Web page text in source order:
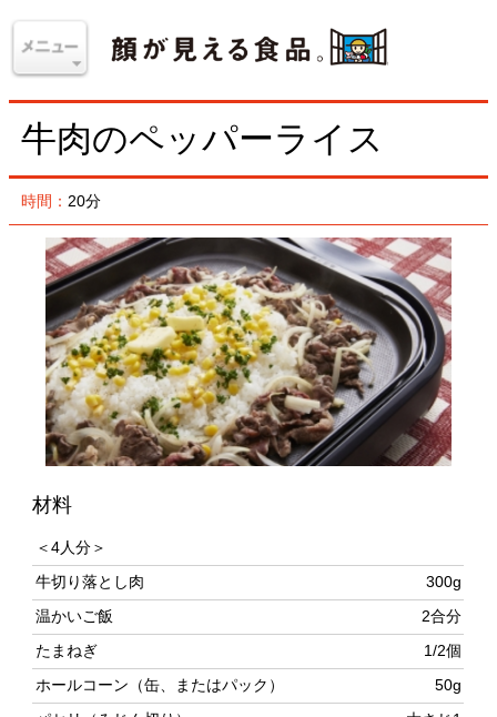
牛肉のペッパーライス
時間：20分
材料
牛切り落とし肉
温かいご飯
たまねぎ
ホールコーン（缶、またはパック）
パセリ（みじん切り） 大さじ1
にんにく（すりおろす） 1/2片分
しょうゆ 大さじ2